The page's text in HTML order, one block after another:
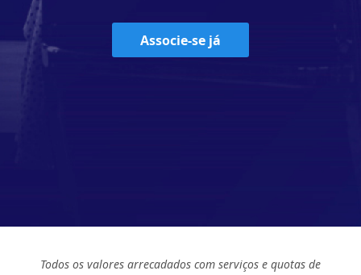
Associe-se já
Todos os valores arrecadados com serviços e quotas de